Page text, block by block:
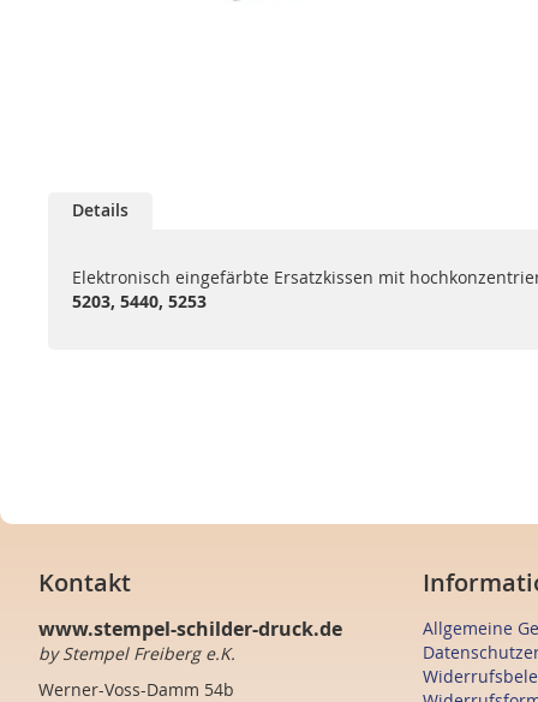
der
springen
Details
Elektronisch eingefärbte Ersatzkissen mit
5203, 5440, 5253
Kontakt
www.stempel-schilder-druck.de
by Stempel Freiberg e.K.
Werner-Voss-Damm 54b
Allgemeine